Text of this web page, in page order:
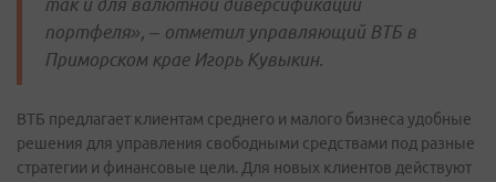
так и для валютной диверсификации
портфеля», – отметил управляющий ВТБ в
Приморском крае Игорь Кувыкин.
ВТБ предлагает клиентам среднего и малого бизнеса удобные
решения для управления свободными средствами под разные
стратегии и финансовые цели. Для новых клиентов действуют